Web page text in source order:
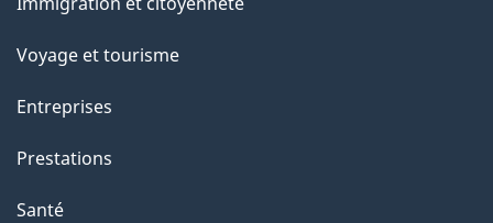
sujets
Voyage et tourisme
Entreprises
Prestations
Santé